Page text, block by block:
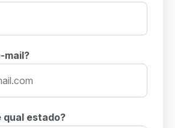
mail?
qual estado?